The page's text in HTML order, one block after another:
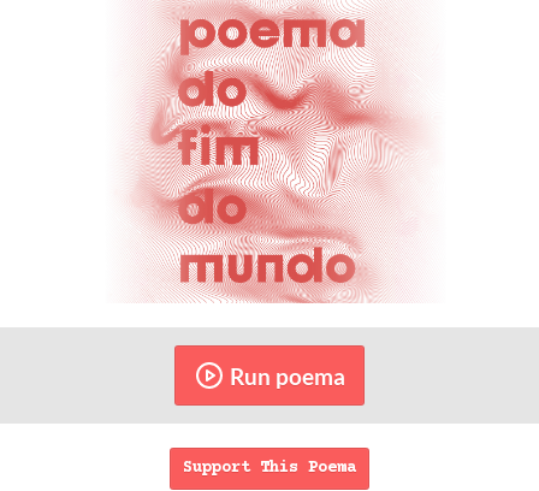
Run poema
Support This Poema